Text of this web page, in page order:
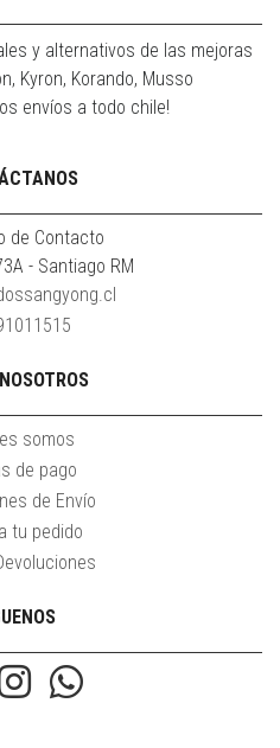
y alternativos de las mejoras
Kyron, Korando, Musso
envíos a todo chile!
de Contacto
- Santiago RM
somos
de pago
de Envío
tu pedido